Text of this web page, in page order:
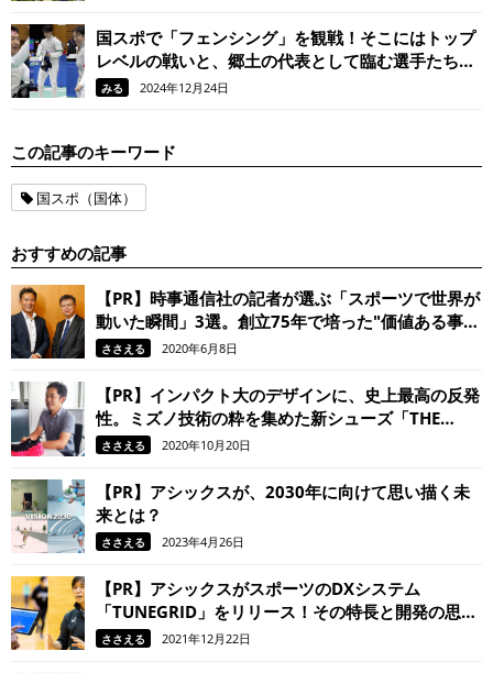
国スポで「フェンシング」を観戦！そこにはトップ
レベルの戦いと、郷土の代表として臨む選手たちの
熱い想いがありました。
みる 2024年12月24日
この記事のキーワード
国スポ（国体）
おすすめの記事
【PR】時事通信社の記者が選ぶ「スポーツで世界が
動いた瞬間」3選。創立75年で培った"価値ある事
実"を見抜く目
ささえる 2020年6月8日
【PR】インパクト大のデザインに、史上最高の反発
性。ミズノ技術の粋を集めた新シューズ「THE
MIZUNO ENERZY」
ささえる 2020年10月20日
【PR】アシックスが、2030年に向けて思い描く未
来とは？
ささえる 2023年4月26日
【PR】アシックスがスポーツのDXシステム
「TUNEGRID」をリリース！その特長と開発の思い
はささえる 2021年12月22日